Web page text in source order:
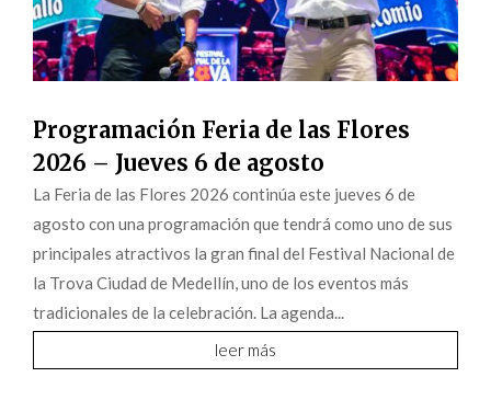
Programación Feria de las Flores
2026 – Jueves 6 de agosto
La Feria de las Flores 2026 continúa este jueves 6 de
agosto con una programación que tendrá como uno de sus
principales atractivos la gran final del Festival Nacional de
la Trova Ciudad de Medellín, uno de los eventos más
tradicionales de la celebración. La agenda...
leer más